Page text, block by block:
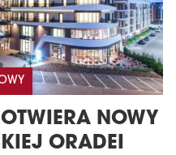
NOWY
ORADEI